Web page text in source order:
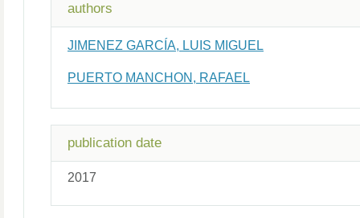
authors
JIMENEZ GARCÍA, LUIS MIGUEL
PUERTO MANCHON, RAFAEL
publication date
2017